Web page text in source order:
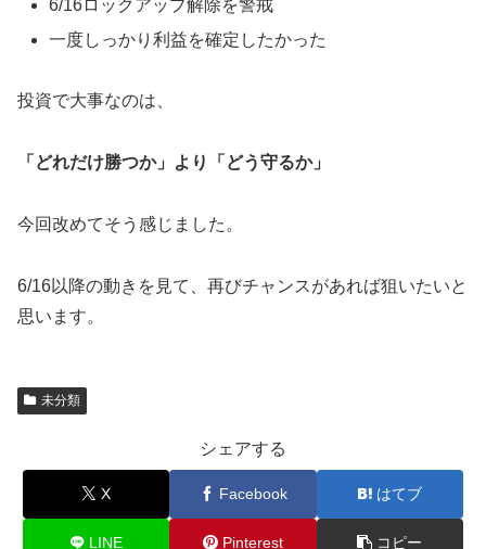
6/16ロックアップ解除を警戒
一度しっかり利益を確定したかった
投資で大事なのは、
「どれだけ勝つか」より「どう守るか」
今回改めてそう感じました。
6/16以降の動きを見て、再びチャンスがあれば狙いたいと
思います。
未分類
シェアする
X Facebook はてブ
LINE Pinterest コピー